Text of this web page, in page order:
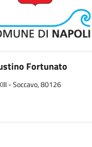
Fortunato
- Soccavo, 80126